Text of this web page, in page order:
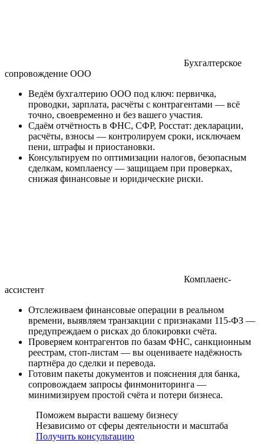
Бухгалтерское
сопровождение ООО
Ведём бухгалтерию ООО под ключ: первичка,
проводки, зарплата, расчёты с контрагентами — всё
точно, своевременно и без вашего участия.
Сдаём отчётность в ФНС, СФР, Росстат: декларации,
расчёты, взносы — контролируем сроки, исключаем
пени, штрафы и приостановки.
Консультируем по оптимизации налогов, безопасным
сделкам, комплаенсу — защищаем при проверках,
снижая финансовые и юридические риски.
Комплаенс-
ассистент
Отслеживаем финансовые операции в реальном
времени, выявляем транзакции с признаками 115-ФЗ —
предупреждаем о рисках до блокировки счёта.
Проверяем контрагентов по базам ФНС, санкционным
реестрам, стоп-листам — вы оцениваете надёжность
партнёра до сделки и перевода.
Готовим пакеты документов и пояснения для банка,
сопровождаем запросы финмониторинга —
минимизируем простой счёта и потери бизнеса.
Поможем вырасти вашему бизнесу
Независимо от сферы деятельности и масштаба
Получить консультацию